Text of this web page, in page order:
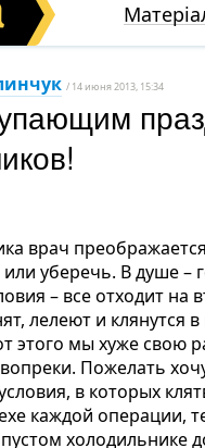
/ 14 июня 2013, 15:34
врач
или уберечь. В душе
– все отходит
лелеют и
этого мы хуже свою
Пожелать
в которых
каждой операции,
холодильнике